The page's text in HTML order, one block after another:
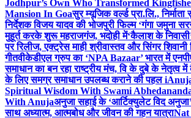
Jodhpur’s Own Who Transformed
Mansion In Goaसुर म्यूजिक वर्ल्ड प्रा.लि.,
निर्देशक विजय यादव की भोजपुरी फिल्म ‘गंगा जमुना
मुहूर्त करके शुरू महराजगंज, भदोही में‘कैलाश के
पर रिलीज, एक्ट्रेस माही श्रीवास्तव और सिंगर
गीतवीकेडीएल ग्रुप का ‘NPA Bazaar’ भारत में
समाधान का बन रहा राष्ट्रीय मंच, वि के दुबे के नेतृत्व में
के लिए समग्र समाधान उपलब्ध कराने की पहल i
Spiritual Wisdom With Swami
With Anujaअनुजा सहाई के ‘आर्टिक्युलेट विद
साथ अध्यात्म, आत्मबोध और जीवन की गहन यात्रा